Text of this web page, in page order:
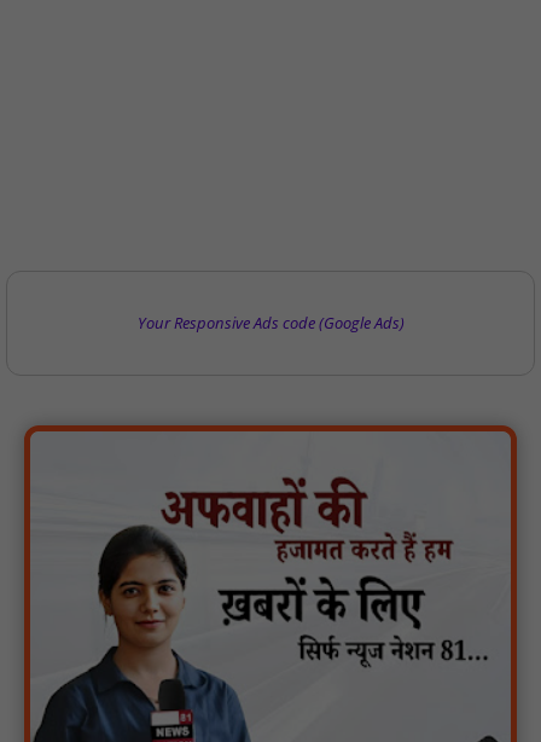
Your Responsive Ads code (Google Ads)
पारस पोर्टल से होगी योजनाओं की नियमित समीक्षा, मुख्यमंत्री विष्णुदेव साय ने
दिए समयबद्ध क्रियान्वयन के निर्देश : NN81
सोलर हाई मास्ट से रोशन हो रहे वनांचल के गांव, नियद नेल्लानार ग्रामों में बढ़ी
सुरक्षा और सुविधा : NN81
सरस्वती साइकिल योजना के तहत 18 छात्राओं को साइकिल वितरण, 'एक पेड़
माँ के नाम' अभियान में हुआ वृक्षारोपण : NN81